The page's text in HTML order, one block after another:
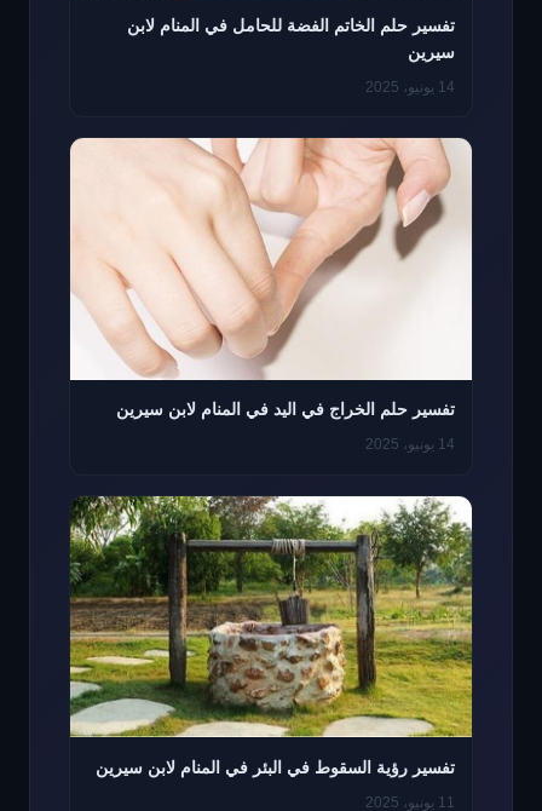
تفسير حلم الخاتم الفضة للحامل في المنام لابن
سيرين
14 يونيو، 2025
تفسير حلم الخراج في اليد في المنام لابن سيرين
14 يونيو، 2025
تفسير رؤية السقوط في البئر في المنام لابن سيرين
11 يونيو، 2025